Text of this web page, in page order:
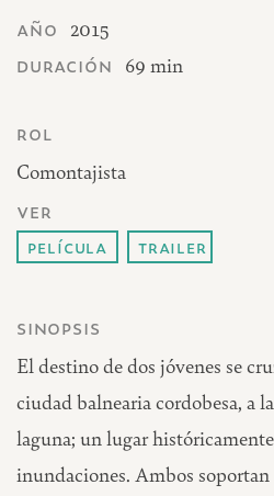
año 2015
duración 69 min
rol
Comontajista
ver
película trailer
sinopsis
El destino de dos jóvenes se
ciudad balnearia cordobesa, a
laguna; un lugar
inundaciones. Ambos soportan